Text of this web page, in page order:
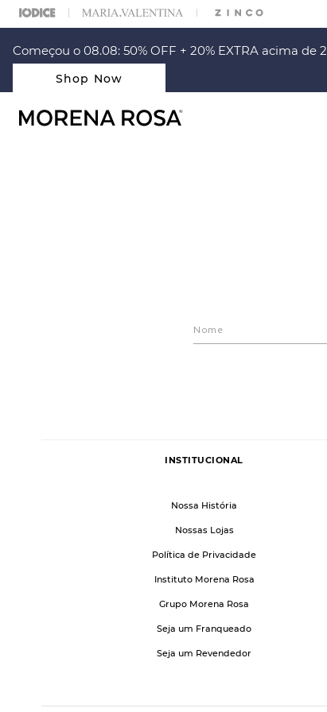
ESCOLHER SEU LOOK?FALE COM NOSSA PERSONAL SHOPPER.
Começou o 08.08: 50% OFF + 20% EXTRA acima de
Shop Now
INSTITUCIONAL
Nossa História
Nossas Lojas
Política de Privacidade
Instituto Morena Rosa
Grupo Morena Rosa
Seja um Franqueado
Seja um Revendedor